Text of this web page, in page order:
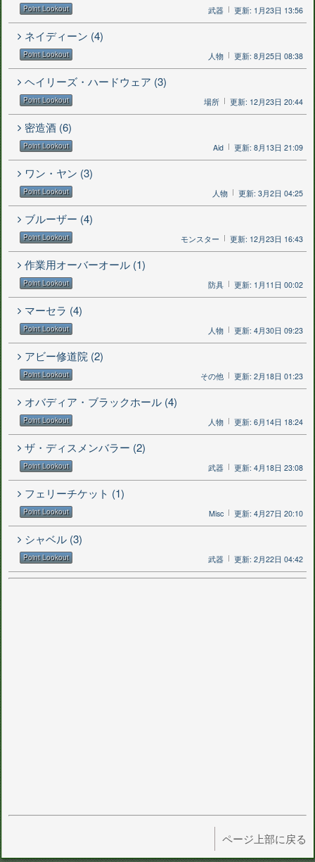
Point Lookout 武器 更新: 1月23日 13:56
ネイディーン (4)
Point Lookout 人物 更新: 8月25日 08:38
ヘイリーズ・ハードウェア (3)
Point Lookout 場所 更新: 12月23日 20:44
密造酒 (6)
Point Lookout Aid 更新: 8月13日 21:09
ワン・ヤン (3)
Point Lookout 人物 更新: 3月2日 04:25
ブルーザー (4)
Point Lookout モンスター 更新: 12月23日 16:43
作業用オーバーオール (1)
Point Lookout 防具 更新: 1月11日 00:02
マーセラ (4)
Point Lookout 人物 更新: 4月30日 09:23
アビー修道院 (2)
Point Lookout その他 更新: 2月18日 01:23
オバディア・ブラックホール (4)
Point Lookout 人物 更新: 6月14日 18:24
ザ・ディスメンバラー (2)
Point Lookout 武器 更新: 4月18日 23:08
フェリーチケット (1)
Point Lookout Misc 更新: 4月27日 20:10
シャベル (3)
Point Lookout 武器 更新: 2月22日 04:42
ページ上部に戻る